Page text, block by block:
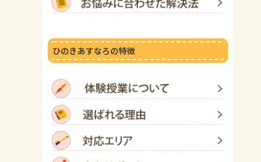
ひのきあすなろの特徴